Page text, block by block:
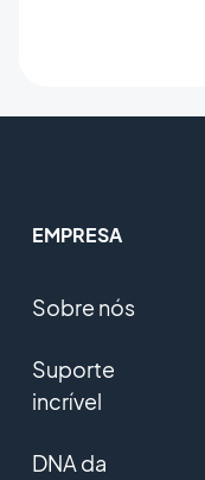
EMPRESA
Sobre nós
Suporte
incrível
DNA da